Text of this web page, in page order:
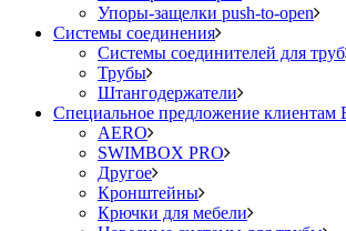
Упоры-защелки push-to-open
Системы соединения
Системы соединителей для труб
Трубы
Штангодержатели
Специальное предложение клиентам
AERO
SWIMBOX PRO
Другое
Кронштейны
Крючки для мебели